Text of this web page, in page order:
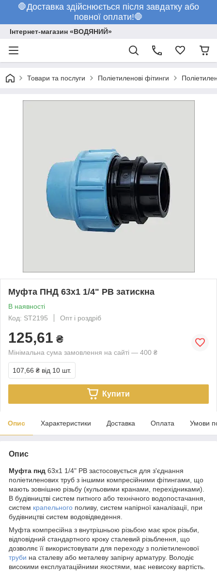
🛑Доставка здійснюється після завдатку або
повної оплати!🛑
Інтернет-магазин «ВОДЯНИЙ»
Товари та послуги Поліетиленові фітинги
Муфта ПНД 63х1 1/4" РВ затискна
В наявності
Код: ST2195
Опт і роздріб
125,61 ₴
Мінімальна сума замовлення на сайті — 400 ₴
107,66 ₴ від 10 шт.
Купити
Опис Характеристики Доставка Оплата Умови
Опис
Муфта пнд 63х1 1/4" РВ застосовується для з'єднання
поліетиленових труб з іншими компресійними фітингами, що
мають зовнішню різьбу (кульовими кранами, перехідниками).
В будівництві систем питного або технічного водопостачання,
систем крапельного поливу, систем напірної каналізації, при
будівництві систем водовідведення.
Муфта компресійна з внутрішньою різьбою має крок різьби,
відповідний стандартного кроку сталевий різьблення, що
дозволяє її використовувати для переходу з поліетиленової
труби на сталеву або металеву запірну арматуру. Володіє
високими експлуатаційними якостями, має невисоку вартість.